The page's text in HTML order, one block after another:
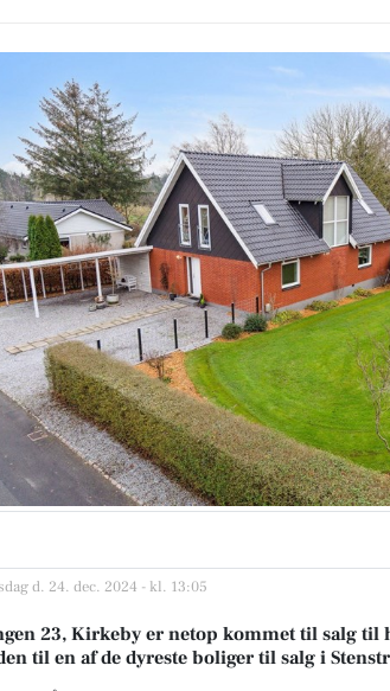
d. 24. dec. 2024 - kl. 13:05
23, Kirkeby er netop kommet til salg
til en af de dyreste boliger til salg i